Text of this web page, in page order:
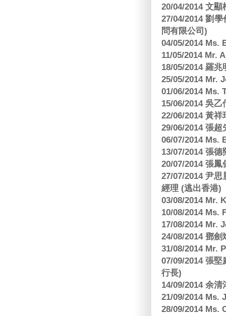
20/04/2014 文
27/04/2014 劉
問有限公司)
04/05/2014 Ms.
11/05/2014 Mr.
18/05/2014 羅
25/05/2014 Mr.
01/06/2014 Ms.
15/06/2014 吳
22/06/2014 黃
29/06/2014 張
06/07/2014 Ms.
13/07/2014 張
20/07/2014 張
27/07/2014 尹
經理 (逃出香港)
03/08/2014 Mr.
10/08/2014 Ms.
17/08/2014 Mr.
24/08/2014 鄧
31/08/2014 Mr.
07/09/2014 張
行長)
14/09/2014 余
21/09/2014 Ms.
28/09/2014 Ms.